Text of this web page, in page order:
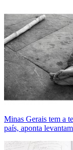
Minas Gerais tem a
país, aponta